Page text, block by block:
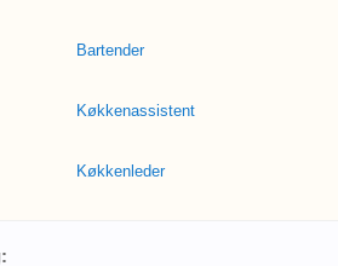
Bartender
Køkkenassistent
Køkkenleder